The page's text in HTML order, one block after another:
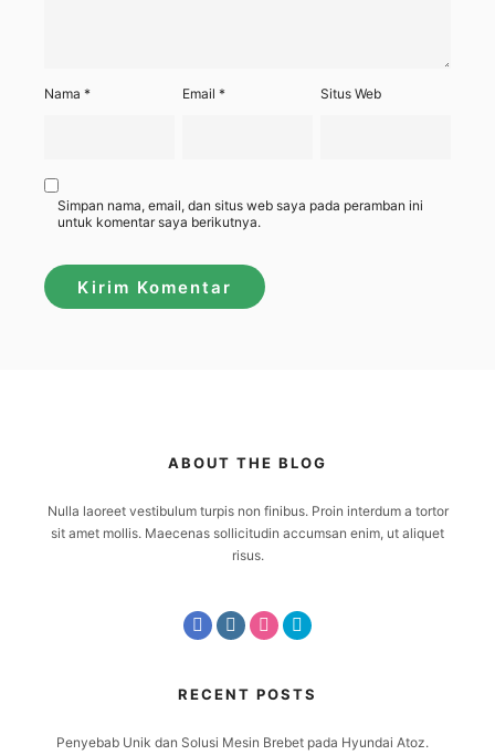
Nama * Email* Situs Web
Simpan nama, email, dan situs web saya pada peramban ini
untuk komentar saya berikutnya.
ABOUT THE BLOG
Nulla laoreet vestibulum turpis non finibus. Proin interdum a tortor
sit amet mollis. Maecenas sollicitudin accumsan enim, ut aliquet
risus.
RECENT POSTS
Penyebab Unik dan Solusi Mesin Brebet pada Hyundai Atoz.